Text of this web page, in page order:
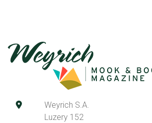
Weyrich S.A.
Luzery 152